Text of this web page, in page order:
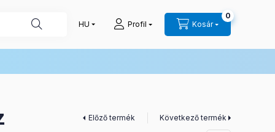
Profil Kosár
0
Előző termék Következő termék